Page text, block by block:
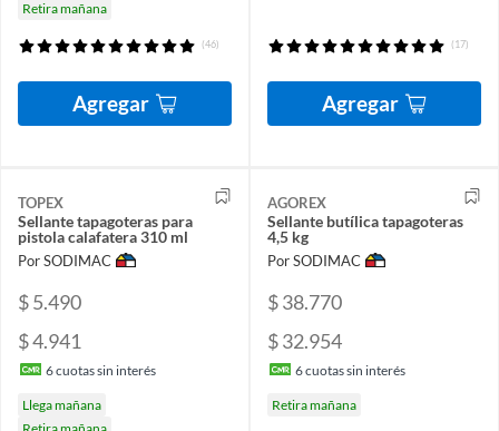
Retira mañana
(46)
Agregar
(17)
Agregar
TOPEX
Sellante tapagoteras para
pistola calafatera 310 ml
Por SODIMAC
$ 5.490
$ 4.941
6cuotas sin interés
Llega mañana
AGOREX
Sellante butílica tapagoteras
4,5 kg
Por SODIMAC
$ 38.770
$ 32.954
6cuotas sin interés
Retira mañana